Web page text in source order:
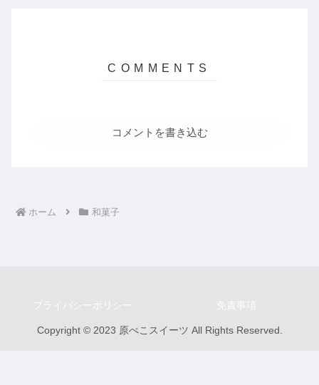
コメントを書き込む
ホーム 和菓子
プライバシーポリシー 免責事項
Copyright © 2023 原ぺこスイーツ All Rights Reserved.